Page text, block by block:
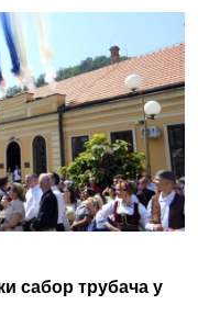
сабор трубача у